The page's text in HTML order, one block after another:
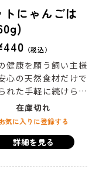
る逸品です。
トにゃんごは
440 税込
健康を願う飼い主様
心の天然食材だけで
れた手軽に続けられ
合栄養食」を提供し
そんな想いから「ド
た。生産者から直接
けて人の手で仕上げ
在庫切れ
詳細を見る
気に入りに登録する